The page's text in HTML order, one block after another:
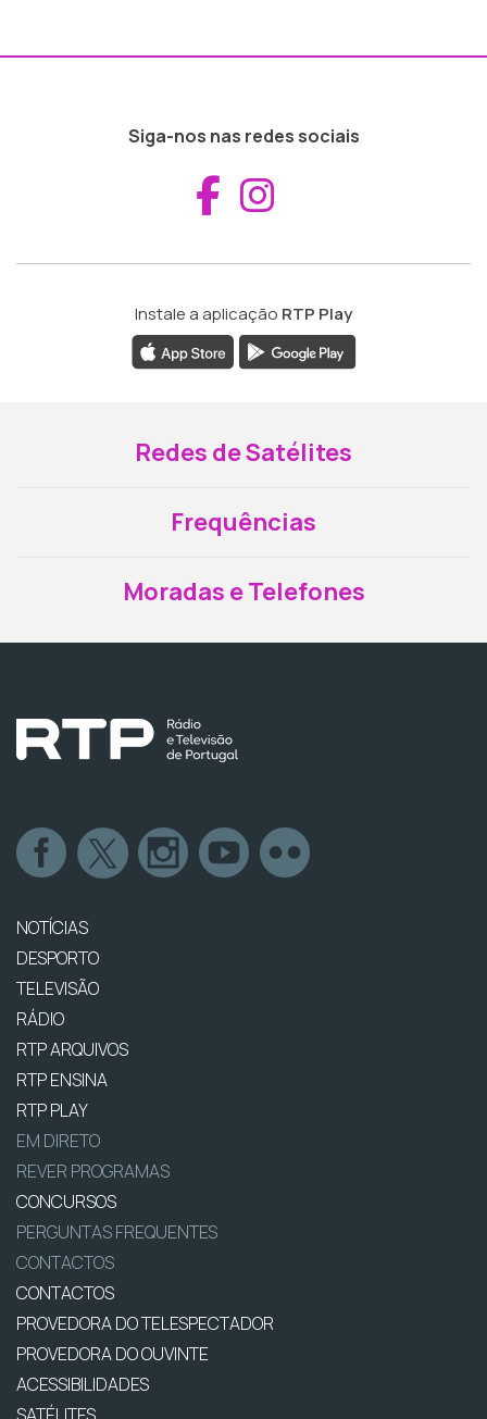
Siga-nos nas redes sociais
Aceder ao
Instale a aplicação RTP Play
Redes de Satélites
Frequências
Moradas e Telefones
NOTÍCIAS
DESPORTO
TELEVISÃO
RÁDIO
RTP ARQUIVOS
RTP ENSINA
RTP PLAY
EM DIRETO
REVER PROGRAMAS
CONCURSOS
PERGUNTAS FREQUENTES
CONTACTOS
CONTACTOS
PROVEDORA DO TELESPECTADOR
PROVEDORA DO OUVINTE
ACESSIBILIDADES